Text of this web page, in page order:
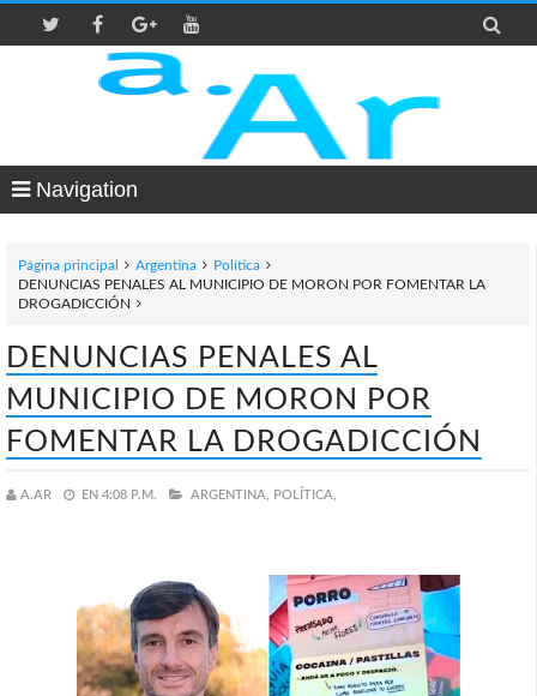

Navigation
Página principal Argentina
Política
DENUNCIAS PENALES AL MUNICIPIO DE MORON POR FOMENTAR LA
DROGADICCIÓN
DENUNCIAS PENALES AL
MUNICIPIO DE MORON POR
FOMENTAR LA DROGADICCIÓN
A.AR EN 4:08 P.M. ARGENTINA, POLÍTICA,